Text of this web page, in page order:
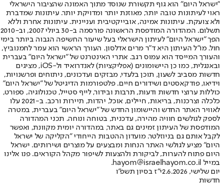
"ישראל היום" הוא גוף תקשורת שנוסד מתוך האמונה שהציבור הישראלי
ראוי לעיתונות טובה יותר, מאוזנת יותר ומדויקת יותר. עיתונות שמדברת
ולא צועקת. עיתונות אמינה, אובייקטיבית ועניינית. עיתונות אחרת וללא
תשלום. המהדורה המודפסת הראשונה פורסמה ב-30 ביולי 2007, וב-2010
הפך "ישראל היום" לעיתון הישראלי בעל שיעור החשיפה הגבוה ביותר בימי
חול. מו"ל העיתון היא ד"ר מרים אדלסון. העורך הראשי הוא עמר לחמנוביץ,
והעורך המייסד הוא עמוס רגב. אתרי האינטרנט של "ישראל היום" בעברית
ובאנגלית, כמו כן היישומונים (אפליקציות) לאנדרואיד ול-iOS, מציגים
חדשות מסביב לשעון, תוכן בלעדי, מבזקים ועדכונים, ניתוחים ופרשנויות,
וידיאו, פודקאסטים ושידורים חיים. פלטפורמות הדיגיטל של "ישראל היום"
כוללות ערוצי חדשות ודעות, תרבות ובידור, לייף סטייל, טכנולוגיה, ספורט,
כלכלה וצרכנות, בריאות, חיילים, אוכל, יהדות, תיירות ורכב. ב-2021 עלו
לאוויר האתר החדש והיישומון החדש של "ישראל היום" בעברית, במטרה
לספק לגולשים חוויה מהירה, עדכנית, בטוחה ונוחה. תכני המהדורה
המודפסת של העיתון זמינים גם באתר, במהדורה יומית מקוונת, ואפשר
לקבל אותם גם בניוזלטר. מועדון ההטבות הייחודי "הקליקה של ישראל
היום" מציע לגולשי האתר הנחות ומבצעים על מוצרים ושירותים. ישראל
היום פתוח להערות, לביקורת ולהצעות לשיפור מקהל הקוראים. פנו אלינו
במייל hayom@israelhayom.co.il.
יום שלישי, 2.6.2026
י"ז בסיון תשפ"ו
חדשות